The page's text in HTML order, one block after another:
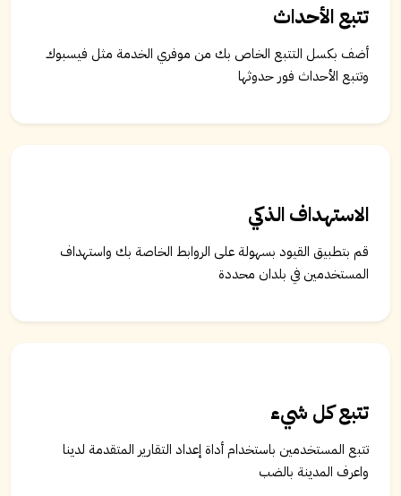
تتبع الأحداث
أضف بكسل التتبع الخاص بك من موفري الخدمة مثل فيسبوك
وتتبع الأحداث فور حدوثها
الاستهداف الذكي
قم بتطبيق القيود بسهولة على الروابط الخاصة بك واستهداف
المستخدمين في بلدان محددة
تتبع كل شيء
تتبع المستخدمين باستخدام أداة إعداد التقارير المتقدمة لدينا
واعرف المدينة بالضب